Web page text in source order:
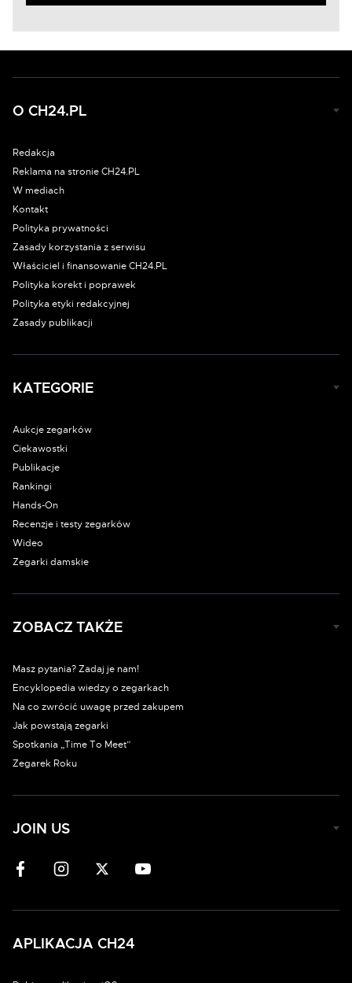
O CH24.PL
Redakcja
Reklama na stronie CH24.PL
W mediach
Kontakt
Polityka prywatności
Zasady korzystania z serwisu
Właściciel i finansowanie CH24.PL
Polityka korekt i poprawek
Polityka etyki redakcyjnej
Zasady publikacji
KATEGORIE
Aukcje zegarków
Ciekawostki
Publikacje
Rankingi
Hands-On
Recenzje i testy zegarków
Wideo
Zegarki damskie
ZOBACZ TAKŻE
Masz pytania? Zadaj je nam!
Encyklopedia wiedzy o zegarkach
Na co zwrócić uwagę przed zakupem
Jak powstają zegarki
Spotkania „Time To Meet”
Zegarek Roku
JOIN US
APLIKACJA CH24